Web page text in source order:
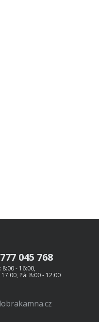
045 768
8:00 - 16:00,
Pá: 8:00 - 12:00